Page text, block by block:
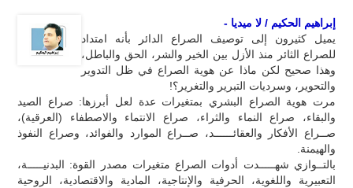
إبراهيم الحكيم / لا ميديا -
يميل كثيرون إلى توصيف الصراع الدائر بأنه امتداد
للصراع الثائر منذ الأزل بين الخير والشر، الحق والباطل،
وهذا صحيح لكن ماذا عن هوية الصراع في ظل التدوير
والتحوير، وسرديات التبرير والتغرير؟!
مرت هوية الصراع البشري بمتغيرات عدة لعل أبرزها: صراع الصيد
والبقاء، صراع النماء والثراء، صراع الانتماء والاصطفاء (العرقية)،
صــراع الأفكار والعقائــــــد، صــراع الموارد والفوائد، وصراع النفوذ
والهيمنة.
بالتــوازي شهـــــدت أدوات الصراع متغيرات مصدر القوة: البدنيـــــة،
التعبيرية واللغوية، الحرفية والإنتاجية، المادية والاقتصادية، الروحية